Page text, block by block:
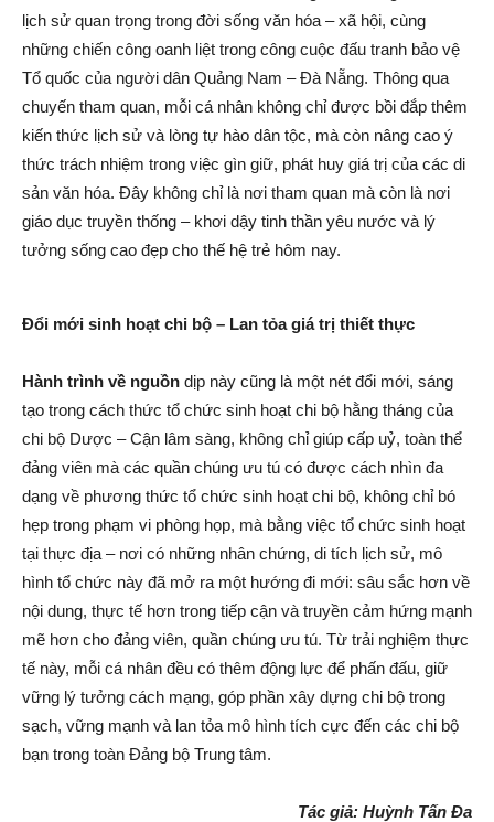
lịch sử quan trọng trong đời sống văn hóa – xã hội, cùng
những chiến công oanh liệt trong công cuộc đấu tranh bảo vệ
Tổ quốc của người dân Quảng Nam – Đà Nẵng. Thông qua
chuyến tham quan, mỗi cá nhân không chỉ được bồi đắp thêm
kiến thức lịch sử và lòng tự hào dân tộc, mà còn nâng cao ý
thức trách nhiệm trong việc gìn giữ, phát huy giá trị của các di
sản văn hóa. Đây không chỉ là nơi tham quan mà còn là nơi
giáo dục truyền thống – khơi dậy tinh thần yêu nước và lý
tưởng sống cao đẹp cho thế hệ trẻ hôm nay.
Đổi mới sinh hoạt chi bộ – Lan tỏa giá trị thiết thực
Hành trình về nguồn dịp này cũng là một nét đổi mới, sáng
tạo trong cách thức tổ chức sinh hoạt chi bộ hằng tháng của
chi bộ Dược – Cận lâm sàng, không chỉ giúp cấp uỷ, toàn thể
đảng viên mà các quần chúng ưu tú có được cách nhìn đa
dạng về phương thức tổ chức sinh hoạt chi bộ, không chỉ bó
hẹp trong phạm vi phòng họp, mà bằng việc tổ chức sinh hoạt
tại thực địa – nơi có những nhân chứng, di tích lịch sử, mô
hình tổ chức này đã mở ra một hướng đi mới: sâu sắc hơn về
nội dung, thực tế hơn trong tiếp cận và truyền cảm hứng mạnh
mẽ hơn cho đảng viên, quần chúng ưu tú. Từ trải nghiệm thực
tế này, mỗi cá nhân đều có thêm động lực để phấn đấu, giữ
vững lý tưởng cách mạng, góp phần xây dựng chi bộ trong
sạch, vững mạnh và lan tỏa mô hình tích cực đến các chi bộ
bạn trong toàn Đảng bộ Trung tâm.
Tác giả: Huỳnh Tấn Đa